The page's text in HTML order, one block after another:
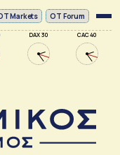
DAX 30 CAC 40
Markets OT Forum